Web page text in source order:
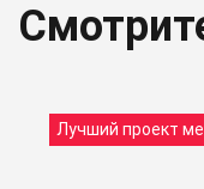
Лучший проект